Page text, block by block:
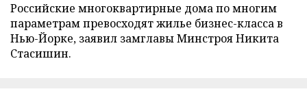
Российские многоквартирные дома по многим
параметрам превосходят жилье бизнес-класса в
Нью-Йорке, заявил замглавы Минстроя Никита
Стасишин.